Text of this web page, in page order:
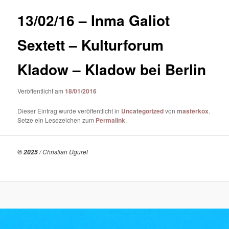
13/02/16 – Inma Galiot
Sextett – Kulturforum
Kladow – Kladow bei Berlin
Veröffentlicht am18/01/2016
Dieser Eintrag wurde veröffentlicht in Uncategorizedvonmasterkox.
Setze ein Lesezeichen zum Permalink.
© 2025/ Christian Ugurel